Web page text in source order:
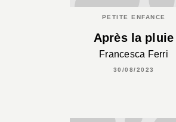
PETITE ENFANCE
Après la pluie
Francesca Ferri
30/08/2023